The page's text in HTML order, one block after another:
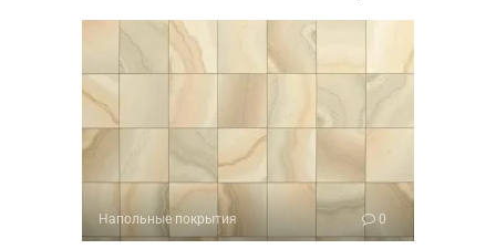
Напольные покрытия 0